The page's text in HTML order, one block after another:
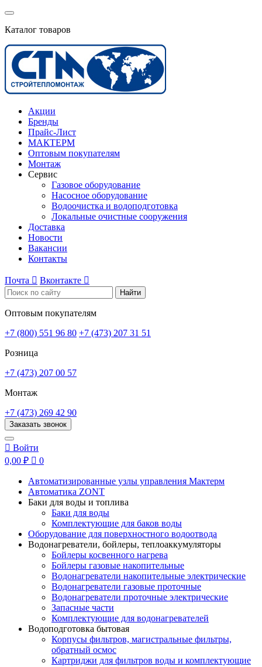
Каталог товаров
Акции
Бренды
Прайс-Лист
МАКТЕРМ
Оптовым покупателям
Монтаж
Сервис
Газовое оборудование
Насосное оборудование
Водоочистка и водоподготовка
Локальные очистные сооружения
Доставка
Новости
Вакансии
Контакты
Почта  Вконтакте 
Найти
Оптовым покупателям
+7 (800) 551 96 80 +7 (473) 207 31 51
Розница
+7 (473) 207 00 57
Монтаж
+7 (473) 269 42 90
Заказать звонок
 Войти
0,00 ₽  0
Автоматизированные узлы управления Мактерм
Автоматика ZONT
Баки для воды и топлива
Баки для воды
Комплектующие для баков воды
Оборудование для поверхностного водоотвода
Водонагреватели, бойлеры, теплоаккумуляторы
Бойлеры косвенного нагрева
Бойлеры газовые накопительные
Водонагреватели накопительные электрические
Водонагреватели газовые проточные
Водонагреватели проточные электрические
Запасные части
Комплектующие для водонагревателей
Водоподготовка бытовая
Корпусы фильтров, магистральные фильтры,
обратный осмос
Картриджи для фильтров воды и комплектующие